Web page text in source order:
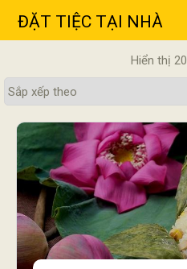
Hiển thị